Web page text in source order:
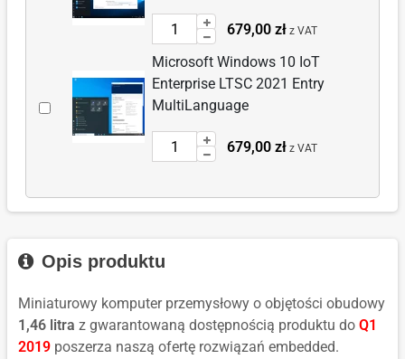
akcesorium:
Enterprise
LTSC
Wprowadź
ilość
dla:
Microsoft
Windows
10
IoT
LTSC
679,00 zł z VAT
Wybierz
akcesorium:
IoT
LTSC
Entry
MultiLanguage
Microsoft Windows 10 IoT
Enterprise LTSC 2021 Entry
MultiLanguage
Wprowadź
ilość
LTSC
2021
679,00 zł z VAT
Opis produktu
Miniaturowy komputer przemysłowy o objętości obudowy
1,46 litra z gwarantowaną dostępnością produktu do Q1
2019 poszerza naszą ofertę rozwiązań embedded.